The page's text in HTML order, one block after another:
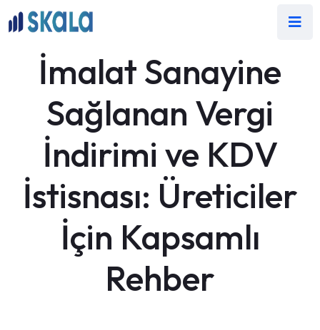
İmalat Sanayine
Sağlanan Vergi
İndirimi ve KDV
İstisnası: Üreticiler
İçin Kapsamlı
Rehber